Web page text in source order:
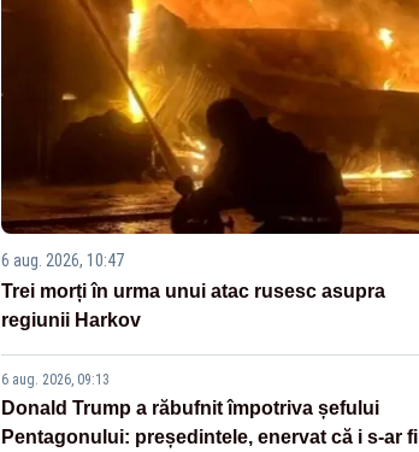
6 aug. 2026, 10:47
Trei morți în urma unui atac rusesc asupra
regiunii Harkov
6 aug. 2026, 09:13
Donald Trump a răbufnit împotriva șefului
Pentagonului: președintele, enervat că i s-ar fi